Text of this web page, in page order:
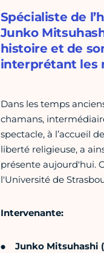
Spécialiste de
Junko
histoire et de
interprétant les
Dans les temps
chamans,
spectacle, à l’accueil
liberté religieuse, a
présente aujourd'hui.
l'Université de
Intervenante:
Junko Mitsuhashi